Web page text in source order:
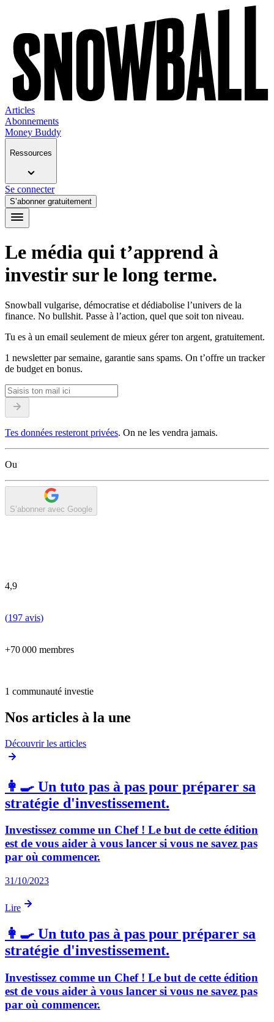
Articles
Abonnements
Money Buddy
Ressources
Se connecter
S’abonner gratuitement
Le média qui t’apprend à
investir sur le long terme.
Snowball vulgarise, démocratise et dédiabolise l’univers de la
finance. No bullshit. Passe à l’action, quel que soit ton niveau.
Tu es à un email seulement de mieux gérer ton argent, gratuitement.
1 newsletter par semaine, garantie sans spams. On t’offre un tracker
de budget en bonus.
Tes données resteront privées. On ne les vendra jamais.
Ou
S’abonner avec Google
4,9
(197 avis)
+70 000 membres
1 communauté investie
Nos articles à la une
Découvrir les articles
👩‍🍳 Un tuto pas à pas pour préparer sa
stratégie d'investissement.
Investissez comme un Chef ! Le but de cette édition
est de vous aider à vous lancer si vous ne savez pas
par où commencer.
31/10/2023
Lire
👩‍🍳 Un tuto pas à pas pour préparer sa
stratégie d'investissement.
Investissez comme un Chef ! Le but de cette édition
est de vous aider à vous lancer si vous ne savez pas
par où commencer.